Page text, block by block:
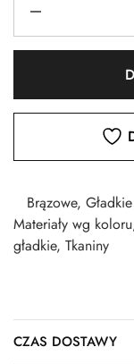
Brązowe,
Materiały wg koloru
gładkie, Tkaniny
CZAS DOSTAWY